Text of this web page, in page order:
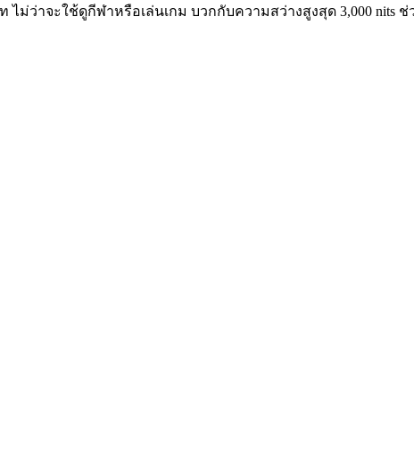
ม่ว่าจะใช้ดูกีฬาหรือเล่นเกม บวกกับความสว่างสูงสุด 3,000 nits